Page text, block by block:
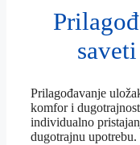
Prilagođavanje
komfor i
individualno
dugotrajnu upotrebu.